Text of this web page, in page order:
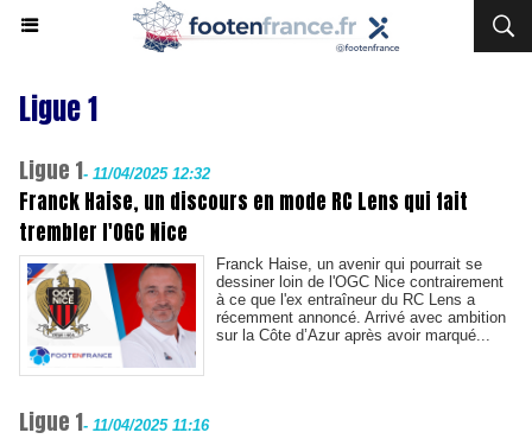
Ligue 1
Ligue 1- 11/04/2025 12:32
Franck Haise, un discours en mode RC Lens qui fait
trembler l'OGC Nice
Franck Haise, un avenir qui pourrait se
dessiner loin de l'OGC Nice contrairement
à ce que l'ex entraîneur du RC Lens a
récemment annoncé. Arrivé avec ambition
sur la Côte d’Azur après avoir marqué...
Ligue 1- 11/04/2025 11:16